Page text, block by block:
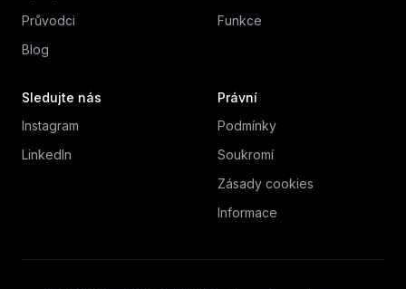
Průvodci
Blog
Funkce
Sledujte nás
Instagram
LinkedIn
Právní
Podmínky
Soukromí
Zásady cookies
Informace